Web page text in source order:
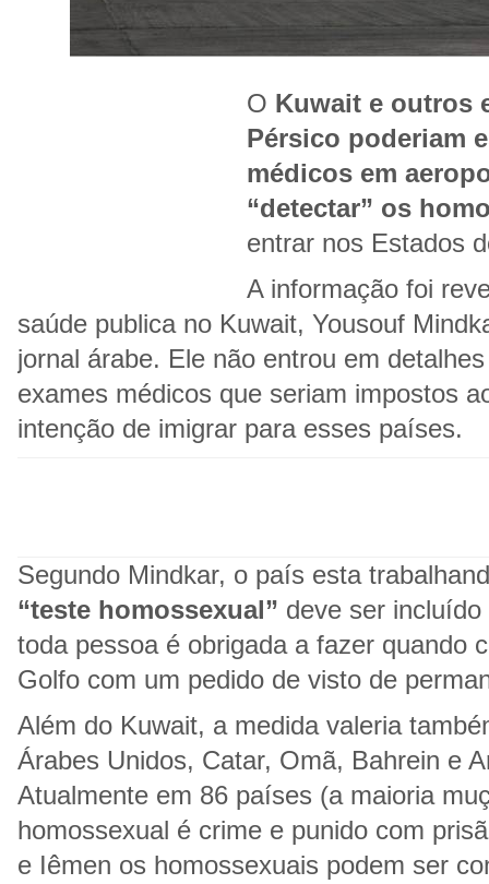
O Kuwait e outros
Pérsico poderiam
médicos em
“detectar” os
entrar nos Estados
A informação foi
saúde publica no Kuwait, Yousouf
jornal árabe. Ele não entrou em
exames médicos que seriam impostos
intenção de imigrar para esses países.
Segundo Mindkar, o país esta
“teste homossexual” deve ser
toda pessoa é obrigada a fazer quando
Golfo com um pedido de visto de
Além do Kuwait, a medida valeria
Árabes Unidos, Catar, Omã, Bahrein e
Atualmente em 86 países (a maioria
homossexual é crime e punido com
e Iêmen os homossexuais podem ser